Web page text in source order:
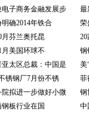
电子商务金融发展步
确2014年铁合
月芬兰奥托昆
月美国环球不
太区总裁：中国是
锈钢厂7月份不锈
院拟进一步做好小微
钢板行业在国
最
荣
钢
美
菲
钢
中